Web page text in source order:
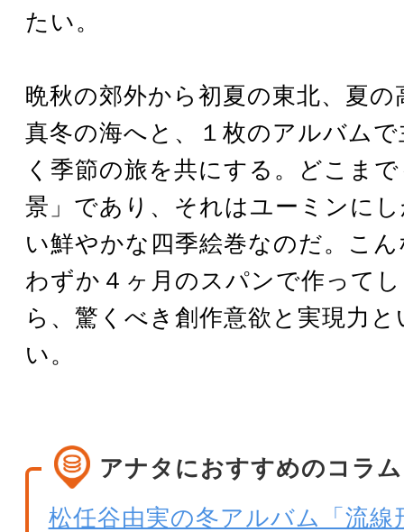
たい。
晩秋の郊外から初夏の東北、夏の
真冬の海へと、１枚のアルバム
く季節の旅を共にする。どこま
景」であり、それはユーミンに
い鮮やかな四季絵巻なのだ。こ
わずか４ヶ月のスパンで作って
ら、驚くべき創作意欲と実現力
い。
アナタにおすすめのコラム
松任谷由実の冬アルバム「流線